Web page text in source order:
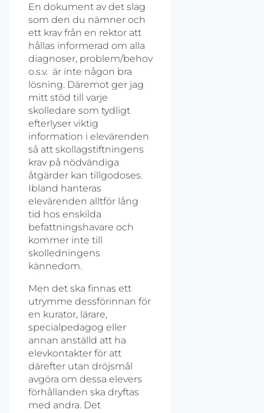
En dokument av det slag
som den du nämner och
ett krav från en rektor att
hållas informerad om alla
diagnoser, problem/behov
o.s.v. är inte någon bra
lösning. Däremot ger jag
mitt stöd till varje
skolledare som tydligt
efterlyser viktig
information i elevärenden
så att skollagstiftningens
krav på nödvändiga
åtgärder kan tillgodoses.
Ibland hanteras
elevärenden alltför lång
tid hos enskilda
befattningshavare och
kommer inte till
skolledningens
kännedom.
Men det ska finnas ett
utrymme dessförinnan för
en kurator, lärare,
specialpedagog eller
annan anställd att ha
elevkontakter för att
därefter utan dröjsmål
avgöra om dessa elevers
förhållanden ska dryftas
med andra. Det